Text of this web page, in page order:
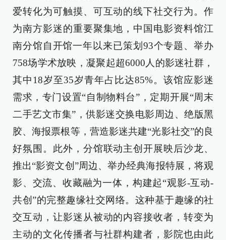
爱转化为可触摸、可互动的线下社交行为。作
为南方影迷的重要聚集地，中国电影资料馆江
南分馆自开馆一年以来已策划93个专题、举办
758场学术放映，凝聚起超6000人的影迷社群，
其中18岁至35岁青年占比达85%。该馆应影迷
需求，专门设置“自制物料台”，定期开展“周末
二手艺文市集”，供影迷交换电影周边、绝版黑
胶、海报票根等，营造影迷共建“光影社交”的良
好氛围。此外，分馆联动主创开展映后沙龙、
推出“影资文创”周边、举办经典海报特展，将观
影、交流、收藏融为一体，构建起“观影-互动-
共创”的完整趣缘社交网络。这种基于趣缘的社
交互动，让影迷从被动的内容接收者，转变为
主动的文化传播者与社群构建者，影院也由此